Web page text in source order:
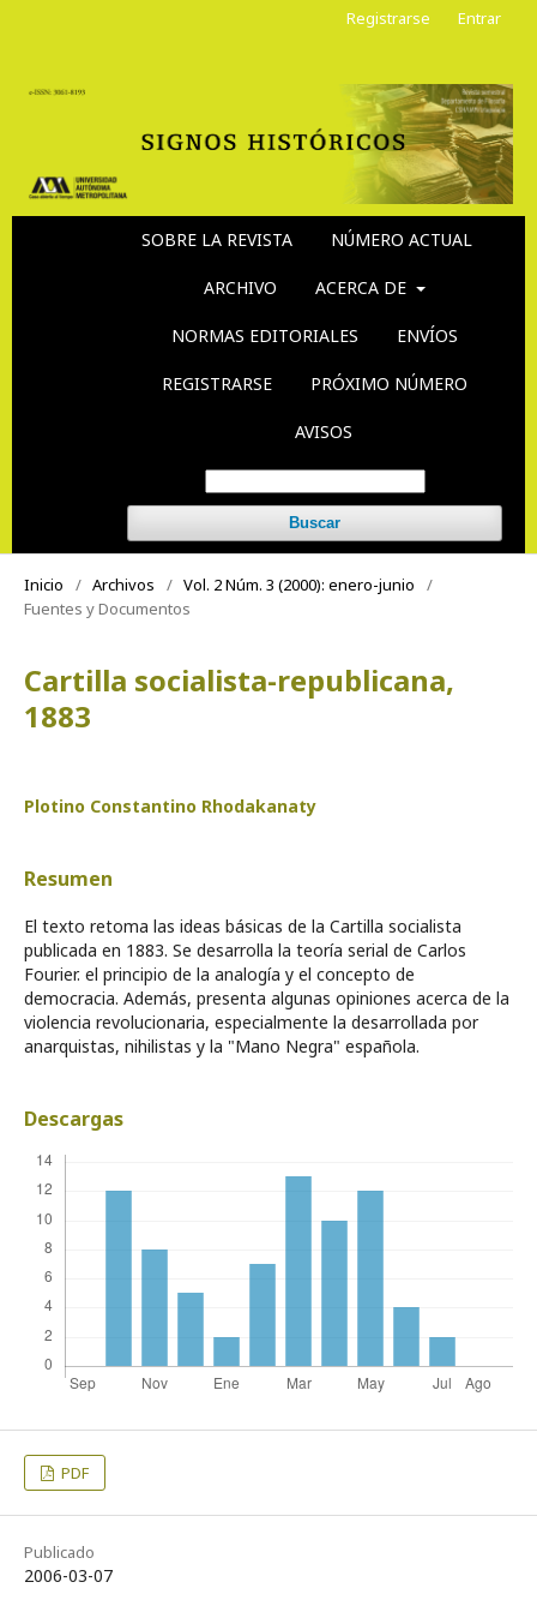
SOBRE LA REVISTA NÚMERO ACTUAL
ARCHIVO ACERCA DE
NORMAS EDITORIALES ENVÍOS
REGISTRARSE PRÓXIMO NÚMERO
AVISOS
Buscar
Registrarse Entrar
Inicio / Archivos / Vol. 2 Núm. 3 (2000): enero-junio
/
Fuentes y Documentos
Cartilla socialista-republicana,
1883
Plotino Constantino Rhodakanaty
Resumen
El texto retoma las ideas básicas de la Cartilla socialista
publicada en 1883. Se desarrolla la teoría serial de Carlos
Fourier. el principio de la analogía y el concep­to de
democracia. Además, presenta algunas opiniones acerca de la
violencia revolucionaria, especialmente la desarrollada por
anarquistas, nihilistas y la "Mano Negra" española.
Descargas
PDF
Publicado
2006-03-07